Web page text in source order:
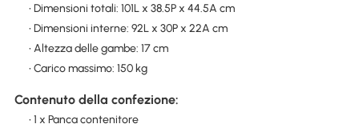
• Dimensioni totali: 101L x 38.5P x 44.5A cm
• Dimensioni interne: 92L x 30P x 22A cm
• Altezza delle gambe: 17 cm
• Carico massimo: 150 kg
Contenuto della confezione:
• 1 x Panca contenitore